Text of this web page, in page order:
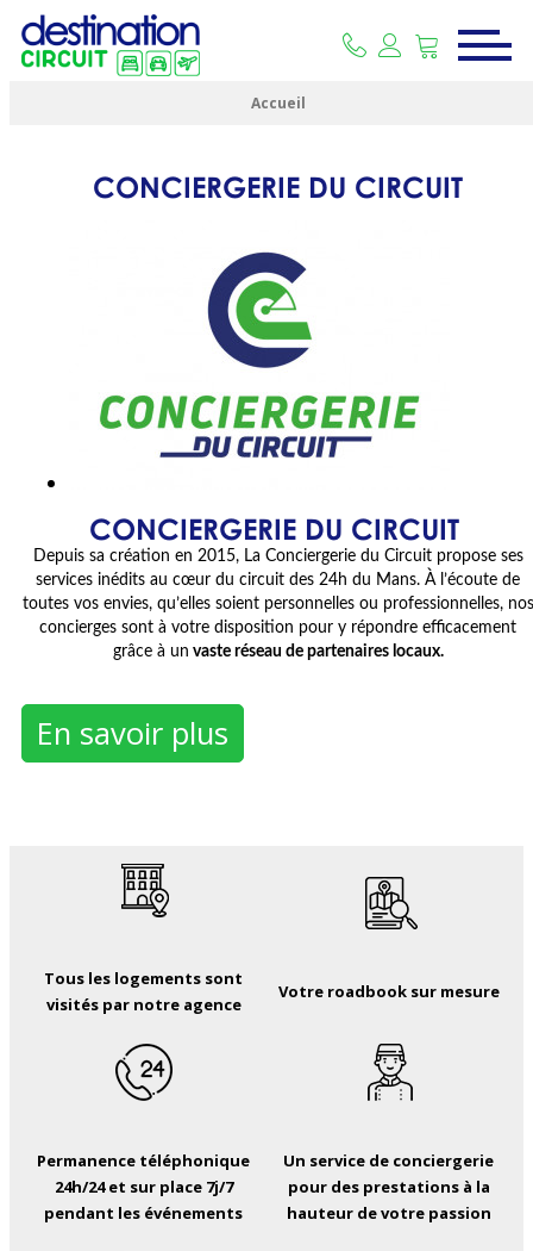
Accueil
CONCIERGERIE DU CIRCUIT
CONCIERGERIE DU CIRCUIT
Depuis sa création en 2015, La Conciergerie du Circuit propose ses
services inédits au cœur du circuit des 24h du Mans. À l’écoute de
toutes vos envies, qu’elles soient personnelles ou professionnelles, nos
concierges sont à votre disposition pour y répondre efficacement
grâce à un vaste réseau de partenaires locaux.
En savoir plus
Tous les logements sont
visités par notre agence
Votre roadbook sur mesure
Permanence téléphonique
24h/24 et sur place 7j/7
pendant les événements
Un service de conciergerie
pour des prestations à la
hauteur de votre passion